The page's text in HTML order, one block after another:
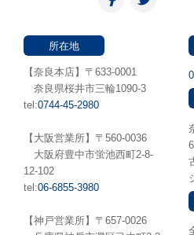
所在地
【奈良本店】〒633-0001
奈良県桜井市三輪1090-3
tel:0744-45-2980
【大阪営業所】〒560-0036
⼤阪府豊中市蛍池⻄町2-8-
12-102
tel:06-6855-3980
【神戸営業所】〒657-0026